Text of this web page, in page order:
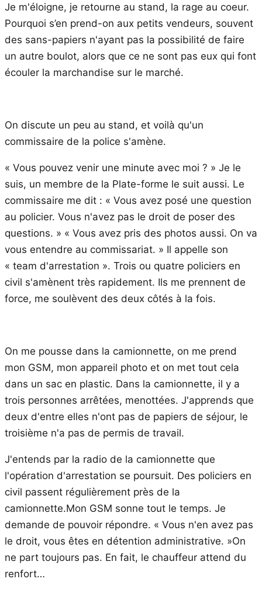
Je m'éloigne, je retourne au stand, la rage au coeur.
Pourquoi s’en prend-on aux petits vendeurs, souvent
des sans-papiers n'ayant pas la possibilité de faire
un autre boulot, alors que ce ne sont pas eux qui font
écouler la marchandise sur le marché.
On discute un peu au stand, et voilà qu'un
commissaire de la police s'amène.
« Vous pouvez venir une minute avec moi ? » Je le
suis, un membre de la Plate-forme le suit aussi. Le
commissaire me dit : « Vous avez posé une question
au policier. Vous n'avez pas le droit de poser des
questions. » « Vous avez pris des photos aussi. On va
vous entendre au commissariat. » Il appelle son
« team d'arrestation ». Trois ou quatre policiers en
civil s'amènent très rapidement. Ils me prennent de
force, me soulèvent des deux côtés à la fois.
On me pousse dans la camionnette, on me prend
mon GSM, mon appareil photo et on met tout cela
dans un sac en plastic. Dans la camionnette, il y a
trois personnes arrêtées, menottées. J'apprends que
deux d'entre elles n'ont pas de papiers de séjour, le
troisième n'a pas de permis de travail.
J'entends par la radio de la camionnette que
l'opération d'arrestation se poursuit. Des policiers en
civil passent régulièrement près de la
camionnette.Mon GSM sonne tout le temps. Je
demande de pouvoir répondre. « Vous n'en avez pas
le droit, vous êtes en détention administrative. »On
ne part toujours pas. En fait, le chauffeur attend du
renfort…